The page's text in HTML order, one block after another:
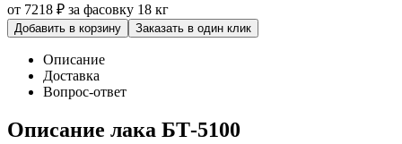
от 7218 ₽ за фасовку 18 кг
Добавить в корзину Заказать в один клик
Описание
Доставка
Вопрос-ответ
Описание лака БТ-5100